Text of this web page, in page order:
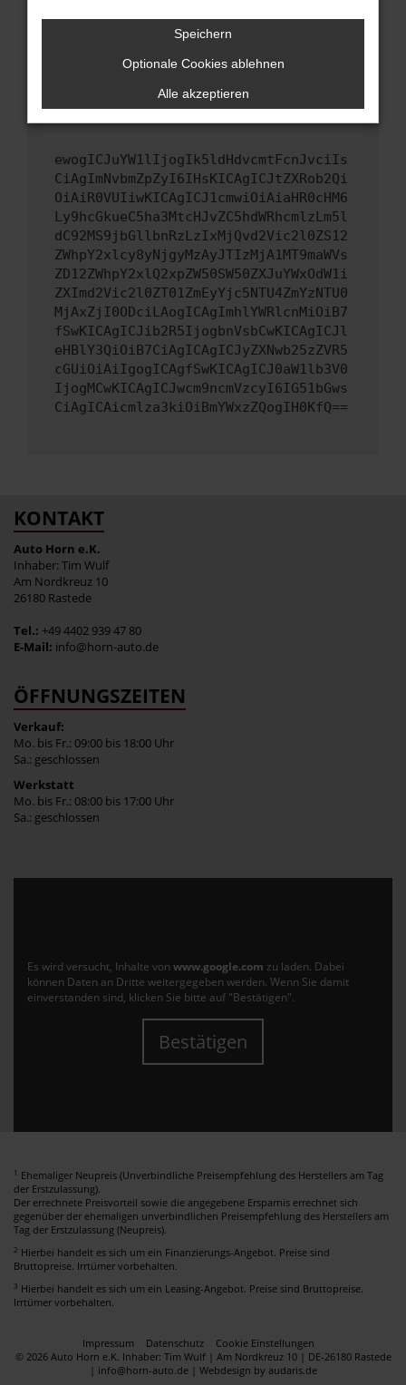
Wende dich an den Webseitenbetreiber.
Wenn du alle oben genannten Schritte versucht
hast, kontaktiere uns bitte. Wir werden
versuchen, das Problem zu beheben. Du kannst
uns diesen Text schicken, um uns bei der
ewogICJuYW1lIjogIk5ldHdvcmtFcnJvciIs
CiAgImNvbmZpZyI6IHsKICAgICJtZXRob2Qi
OiAiR0VUIiwKICAgICJ1cmwiOiAiaHR0cHM6
Ly9hcGkueC5ha3MtcHJvZC5hdWRhcmlzLm5l
dC92MS9jbGllbnRzLzIxMjQvd2Vic2l0ZS12
ZWhpY2xlcy8yNjgyMzAyJTIzMjA1MT9maWVs
ZD12ZWhpY2xlQ2xpZW50SW50ZXJuYWxOdW1i
ZXImd2Vic2l0ZT01ZmEyYjc5NTU4ZmYzNTU0
MjAxZjI0ODciLAogICAgImhlYWRlcnMiOiB7
fSwKICAgICJib2R5IjogbnVsbCwKICAgICJl
eHBlY3QiOiB7CiAgICAgICJyZXNwb25zZVR5
cGUiOiAiIgogICAgfSwKICAgICJ0aW1lb3V0
IjogMCwKICAgICJwcm9ncmVzcyI6IG51bGws
CiAgICAicmlza3kiOiBmYWxzZQogIH0KfQ==
KONTAKT
Auto Horn e.K.
Inhaber: Tim Wulf
Am Nordkreuz 10
26180 Rastede
Tel.: +49 4402 939 47 80
E-Mail: info@horn-auto.de
ÖFFNUNGSZEITEN
Verkauf:
Mo. bis Fr.: 09:00 bis 18:00 Uhr
Sa.: geschlossen
Werkstatt
Mo. bis Fr.: 08:00 bis 17:00 Uhr
Sa.: geschlossen
Es wird versucht, Inhalte von www.google.com zu laden. Dabei
können Daten an Dritte weitergegeben werden. Wenn Sie damit
einverstanden sind, klicken Sie bitte auf "Bestätigen".
Bestätigen
1 Ehemaliger Neupreis (Unverbindliche Preisempfehlung des Herstellers am Tag
der Erstzulassung).
Der errechnete Preisvorteil sowie die angegebene Ersparnis errechnet sich
gegenüber der ehemaligen unverbindlichen Preisempfehlung des Herstellers am
Tag der Erstzulassung (Neupreis).
2 Hierbei handelt es sich um ein Finanzierungs-Angebot. Preise sind
Bruttopreise. Irrtümer vorbehalten.
3 Hierbei handelt es sich um ein Leasing-Angebot. Preise sind Bruttopreise.
Irrtümer vorbehalten.
Impressum Datenschutz
Cookie Einstellungen
© 2026 Auto Horn e.K. Inhaber: Tim Wulf | Am Nordkreuz 10 | DE-26180 Rastede
| info@horn-auto.de | Webdesign by audaris.de
Speichern
Optionale Cookies ablehnen
Alle akzeptieren